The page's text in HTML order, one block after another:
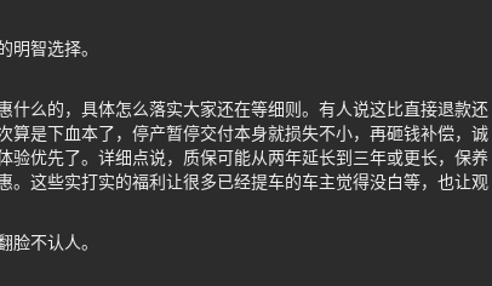
明智选择。
么的，具体怎么落实大家还在等细则。有人说这比直接退款还
是下血本了，停产暂停交付本身就损失不小，再砸钱补偿，诚
优先了。详细点说，质保可能从两年延长到三年或更长，保养
这些实打实的福利让很多已经提车的车主觉得没白等，也让观
脸不认人。